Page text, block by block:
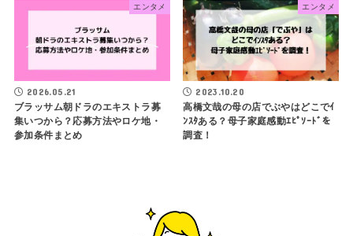
エンタメ
2026.05.21
ブラッサム朝ドラのエキストラ募
集いつから？応募方法やロケ地・
参加条件まとめ
エンタメ
2023.10.20
高橋文哉の母の店でぶやはどこでｲ
ﾝｽﾀある？母子家庭感動ｴﾋﾟｿｰﾄﾞを
調査！